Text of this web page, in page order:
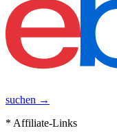
suchen →
* Affiliate-Links